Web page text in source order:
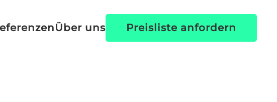
Über uns Preisliste anfordern